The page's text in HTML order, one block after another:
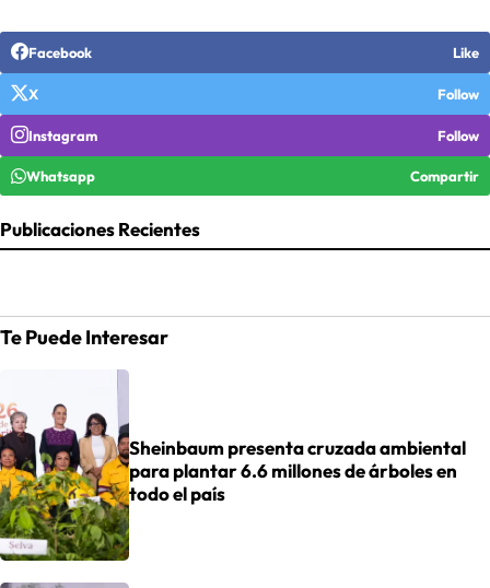
Facebook Like
X Follow
Instagram Follow
Whatsapp Compartir
Publicaciones Recientes
Te Puede Interesar
Sheinbaum presenta cruzada ambiental
para plantar 6.6 millones de árboles en
todo el país